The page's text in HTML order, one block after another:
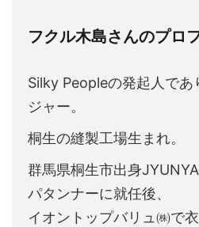
フクル木島さんのプロ
Silky Peopleの発起人であ
ジャー。
桐生の縫製工場生まれ。
群馬県桐生市出身
パタンナーに就任後、
イオントップバリュ㈱で